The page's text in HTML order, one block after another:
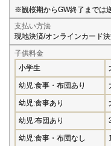
※観桜期からGW終了までは
支払い方法
現地決済/オンラインカード
子供料金
小学生
幼児:食事・布団あり
幼児:食事あり
幼児:布団あり
幼児:食事・布団なし